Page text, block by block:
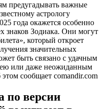
предугадывать важные
астрологу
года окажется особенно
знаков Зодиака. Они могут
который откроет
значительных
быть связано с удачным
или даже неожиданным
сообщает comandir.com
по версии